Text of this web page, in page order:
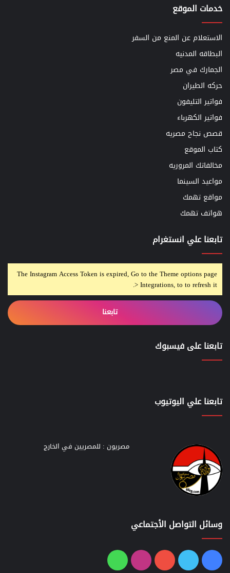
خدمات الموقع
الاستعلام عن المنع من السفر
البطاقه المدنيه
الجمارك في مصر
حركه الطيران
فواتير التليفون
فواتير الكهرباء
قصص نجاح مصريه
كتاب الموقع
مخالفاتك المروريه
مواعيد السينما
مواقع تهمك
هواتف تهمك
تابعنا علي انستغرام
The Instagram Access Token is expired, Go to the Theme options page
> Integrations, to to refresh it.
تابعنا
تابعنا على فيسبوك
تابعنا علي اليوتيوب
مصريون : للمصريين في الخارج
وسائل التواصل الأجتماعي
فيسبوك
تويتر يوتيوبانستقرامواتساب